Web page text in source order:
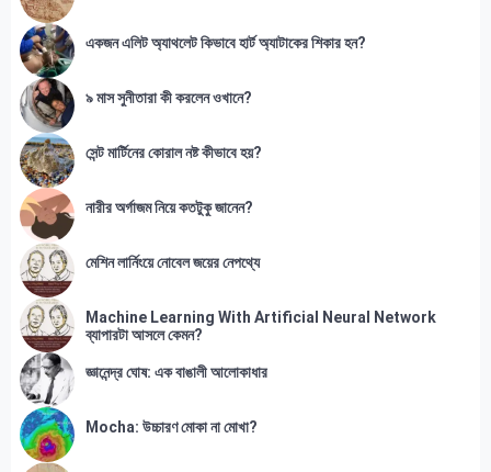
একজন এলিট অ্যাথলেট কিভাবে হার্ট অ্যাটাকের শিকার হন?
৯ মাস সুনীতারা কী করলেন ওখানে?
সেন্ট মার্টিনের কোরাল নষ্ট কীভাবে হয়?
নারীর অর্গাজম নিয়ে কতটুকু জানেন?
মেশিন লার্নিংয়ে নোবেল জয়ের নেপথ্যে
Machine Learning With Artificial Neural Network
ব্যাপারটা আসলে কেমন?
জ্ঞানেন্দ্র ঘোষ: এক বাঙালী আলোকাধার
Mocha: উচ্চারণ মোকা না মোখা?